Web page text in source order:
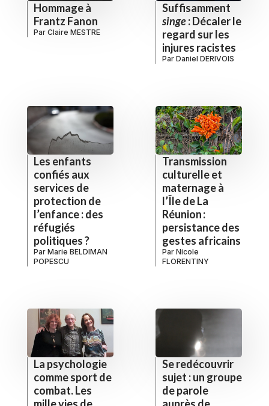
Hommage à
Frantz Fanon
Par Claire MESTRE
Suffisamment
singe: Décaler le
regard sur les
injures racistes
Par Daniel DERIVOIS
Les enfants
confiés aux
services de
protection de
l’enfance : des
réfugiés
politiques ?
Par Marie BELDIMAN
POPESCU
Transmission
culturelle et
maternage à
l’Île de La
Réunion :
persistance des
gestes africains
Par Nicole
FLORENTINY
La psychologie
comme sport de
combat. Les
Se redécouvrir
sujet : un groupe
de parole